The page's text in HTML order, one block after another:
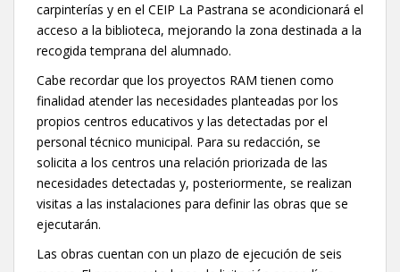
carpinterías y en el CEIP La Pastrana se acondicionará el
acceso a la biblioteca, mejorando la zona destinada a la
recogida temprana del alumnado.
Cabe recordar que los proyectos RAM tienen como
finalidad atender las necesidades planteadas por los
propios centros educativos y las detectadas por el
personal técnico municipal. Para su redacción, se
solicita a los centros una relación priorizada de las
necesidades detectadas y, posteriormente, se realizan
visitas a las instalaciones para definir las obras que se
ejecutarán.
Las obras cuentan con un plazo de ejecución de seis